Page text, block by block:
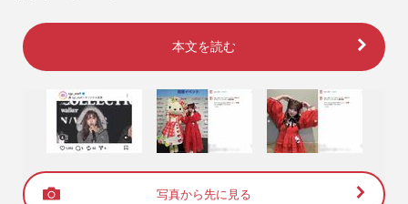
本文を読む
写真から先に見る